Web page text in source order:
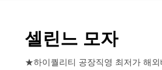
셀린느 모자
★하이퀄리티 공장직영 최저가 해